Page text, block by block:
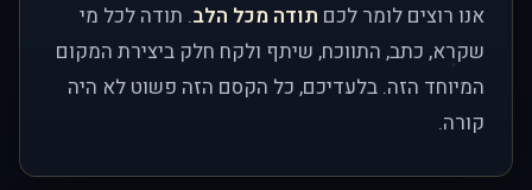
אנו רוצים לומר לכם תודה מכל הלב. תודה לכל מי
שקרא, כתב, התווכח, שיתף ולקח חלק ביצירת המקום
המיוחד הזה. בלעדיכם, כל הקסם הזה פשוט לא היה
קורה.